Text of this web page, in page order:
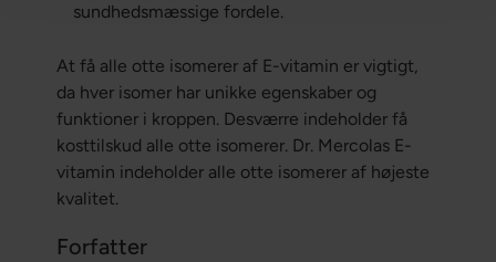
sundhedsmæssige fordele.
At få alle otte isomerer af E-vitamin er vigtigt,
da hver isomer har unikke egenskaber og
funktioner i kroppen. Desværre indeholder få
kosttilskud alle otte isomerer. Dr. Mercolas E-
vitamin indeholder alle otte isomerer af højeste
kvalitet.
Forfatter